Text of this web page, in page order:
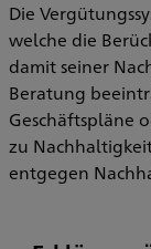
Die
welche die
damit seiner
Beratung
Geschäftspläne
zu
entgegen